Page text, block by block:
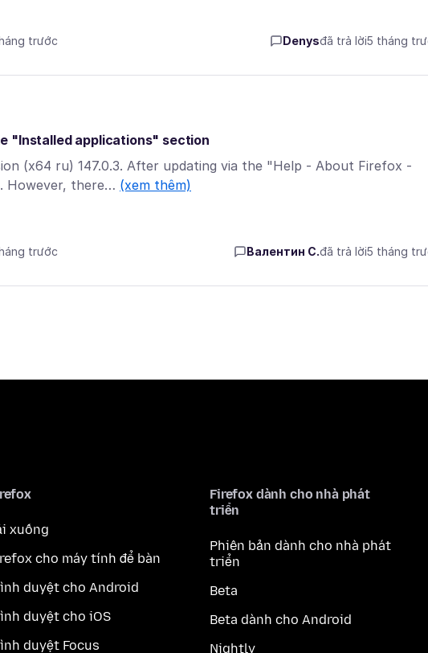
trước Denysđã trả lời5 tháng
"Installed applications" section
(x64 ru) 147.0.3. After updating via the "Help - About Firefox -
However, there… (xem thêm)
trước Валентин С.đã trả lời5 tháng
xuống
cho máy tính để bàn
duyệt cho Android
duyệt cho iOS
duyệt Focus
Firefox dành cho nhà phát
triển
Phiên bản dành cho nhà phát
triển
Beta
Beta dành cho Android
Nightly